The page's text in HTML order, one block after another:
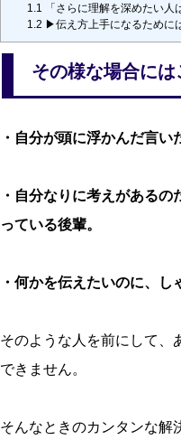
1.1 「さらに理解を深めたい人
1.2 ▶︎伝え方上手になるために
その様な場合には
・自分が頭に浮かんだ言
・自分なりに考えがある
っている後輩。
・何かを伝えたいのに、
そのような人を前にして、
できません。
そんなときのカンタンな解